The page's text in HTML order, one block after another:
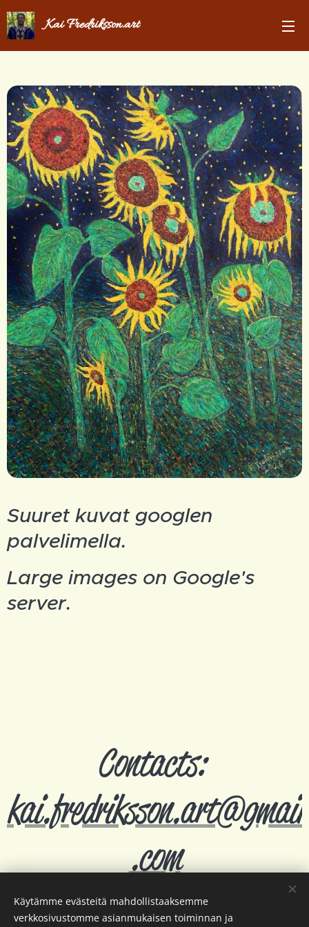
Kai Fredriksson.art
Suuret kuvat googlen
palvelimella.
Large images on Google's
server.
Contacts:
kai.fredriksson.art@gmail
.com
Käytämme evästeitä mahdollistaaksemme
verkkosivustomme asianmukaisen toiminnan ja